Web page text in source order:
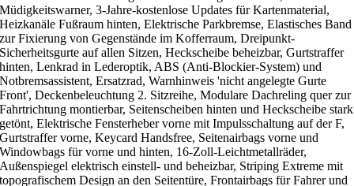
Müdigkeitswarner, 3-Jahre-kostenlose Updates für Kartenmaterial,
Heizkanäle Fußraum hinten, Elektrische Parkbremse, Elastisches Band
zur Fixierung von Gegenstände im Kofferraum, Dreipunkt-
Sicherheitsgurte auf allen Sitzen, Heckscheibe beheizbar, Gurtstraffer
hinten, Lenkrad in Lederoptik, ABS (Anti-Blockier-System) und
Notbremsassistent, Ersatzrad, Warnhinweis 'nicht angelegte Gurte
Front', Deckenbeleuchtung 2. Sitzreihe, Modulare Dachreling quer zur
Fahrtrichtung montierbar, Seitenscheiben hinten und Heckscheibe stark
getönt, Elektrische Fensterheber vorne mit Impulsschaltung auf der F,
Gurtstraffer vorne, Keycard Handsfree, Seitenairbags vorne und
Windowbags für vorne und hinten, 16-Zoll-Leichtmetallräder,
Außenspiegel elektrisch einstell- und beheizbar, Striping Extreme mit
topografischem Design an den Seitentüre, Frontairbags für Fahrer und